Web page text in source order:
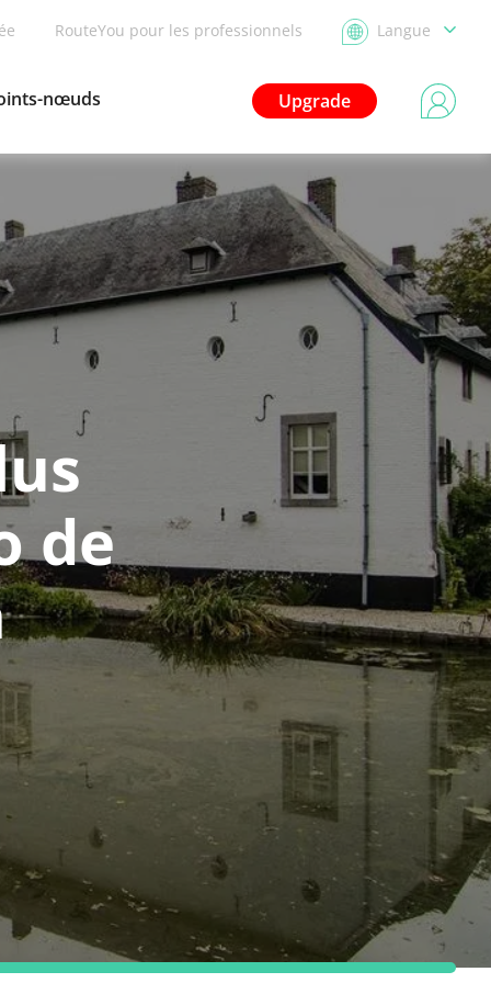
RouteYou pour les professionnels Langue
Upgrade
nœuds
de